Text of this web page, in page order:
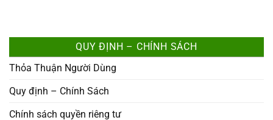
QUY ĐỊNH – CHÍNH SÁCH
Thỏa Thuận Người Dùng
Quy định – Chính Sách
Chính sách quyền riêng tư